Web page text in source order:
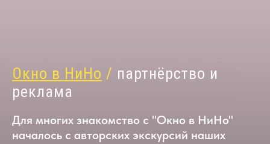
Окно в НиНо / партнёрство и
реклама
Для многих знакомство с "Окно в НиНо"
началось с авторских экскурсий наших